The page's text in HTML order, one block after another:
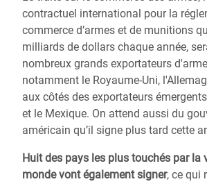
contractuel international pour la
commerce d’armes et de munitions
milliards de dollars chaque année,
nombreux grands exportateurs
notamment le Royaume-Uni,
aux côtés des exportateurs
et le Mexique. On attend aussi du
américain qu’il signe plus tard cette
Huit des pays les plus touchés par la
monde vont également signer, ce qui